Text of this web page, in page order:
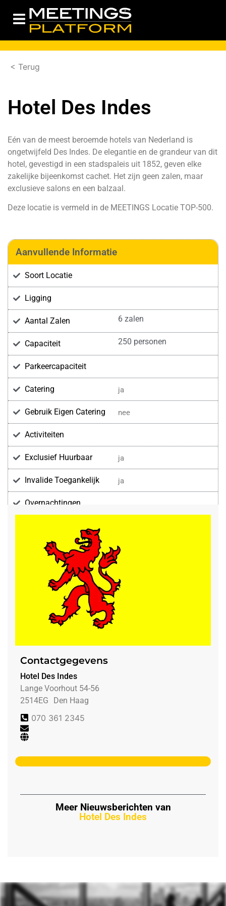
< Terug
Hotel Des Indes
Eén van de meest beroemde hotels van Nederland is
ongetwijfeld Des Indes. De elegantie en de grandeur van dit
hotel, gevestigd in een stadspaleis uit 1852, geven elke
zakelijke bijeenkomst cachet. Het zijn geen zalen, maar
exclusieve salons en een balzaal.
Deze locatie is vermeld in de MEETINGS Locatie TOP-500.
Aanvullende Informatie
Soort Locatie
Ligging
Aantal Zalen 6 zalen
Capaciteit 250 personen
Parkeercapaciteit
Catering ja
Gebruik Eigen Catering nee
Activiteiten
Exclusief Huurbaar ja
Invalide Toegankelijk ja
Overnachtingen
Contactgegevens
Hotel Des Indes
Lange Voorhout 54-56
2514EG
Den Haag
070 361 2345
Meer Nieuwsberichten van
Hotel Des Indes